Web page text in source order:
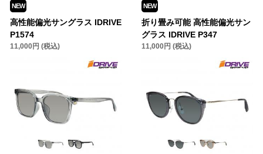
NEW
高性能偏光サングラス IDRIVE
P1574
11,000円 (税込)
NEW
折り畳み可能 高性能偏光サン
グラス IDRIVE P347
11,000円 (税込)